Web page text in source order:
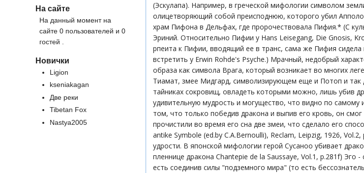
На сайте
На данный момент на
сайте 0 пользователей и 0
гостей .
Новички
Ligion
kseniakagan
Две реки
Tibetan Fox
Nastya2005
(Эскулапа). Например, в греческой мифологии символом
олицетворяющий собой преисподнюю, которого убил
храм Пифона в Дельфах, где пророчествовала Пифия.* (С
Эриний. Относительно Пифии у Hans Leisegang, Die Gnosis,
рпеита к Пифии, вводящий ее в транс, сама же Пифия
встретить у Erwin Rohde's Psyche.) Мрачный, недобрый
образа как символа Врага, который возникает во многих
Тиамат, змее Мидгард, символизирующем еще и Потоп и так
тайниках сокровищ, овладеть которыми можно, лишь убив
удивительную мудрость и могущество, что видно по
том, что только победив дракона и выпив его кровь, он
прочистили во время его сна две змеи, что сделало его
antike Symbole (ed.by C.A.Bernoulli), Reclam, Leipzig, 1926,
удрости. В японской мифологии герой Сусаноо убивает
пленнице дракона Chantepie de la Saussaye, Vol.1, p.281f)
есть соединив силы "подземного мира" (то есть